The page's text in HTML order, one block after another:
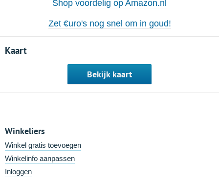
Shop voordelig op Amazon.nl
Zet €uro's nog snel om in goud!
Kaart
Bekijk kaart
Winkeliers
Winkel gratis toevoegen
Winkelinfo aanpassen
Inloggen